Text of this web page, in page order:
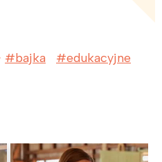
bajka edukacyjne